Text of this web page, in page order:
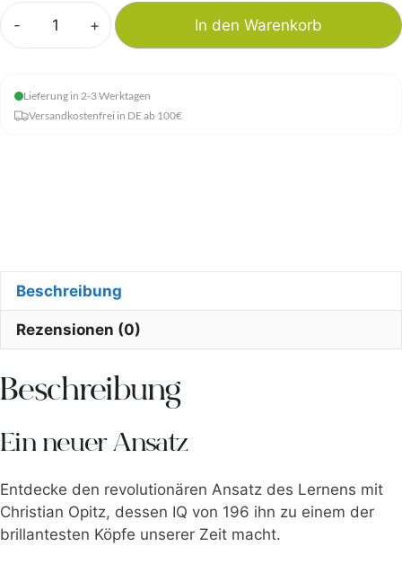
-
Lernen
Genie
-
+ In den Warenkorb
Lieferung in 2-3 Werktagen
Versandkostenfrei in DE ab 100€
Beschreibung
Rezensionen (0)
Beschreibung
Ein neuer Ansatz
Entdecke den revolutionären Ansatz des Lernens mit
Christian Opitz, dessen IQ von 196 ihn zu einem der
brillantesten Köpfe unserer Zeit macht.